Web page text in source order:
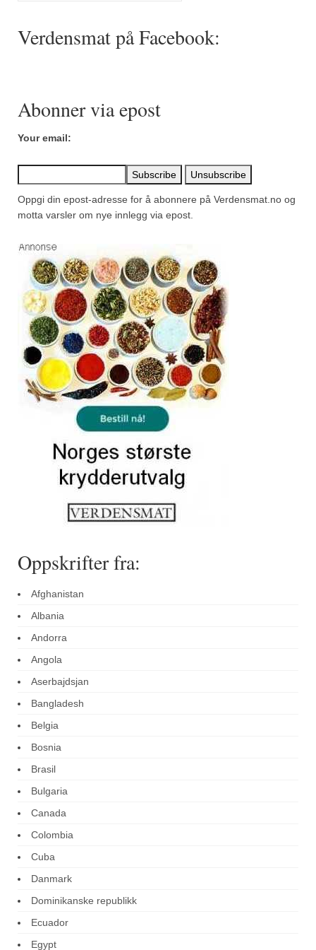
Mirepoix
Paprikapulver, pikant
Piment d’Espelette
Purreløk (tørket)
Rosépepper
Salvie
Sar (bønneurt)
Selleriblader
Smaken av skog
Tapaskrydder
Tomatflak
Om oss
Nettbutikk
Verdensmat på Facebook:
Abonner via epost
Your email:
Oppgi din epost-adresse for å abonnere på Verdensmat.no og
motta varsler om nye innlegg via epost.
Oppskrifter fra:
Afghanistan
Albania
Andorra
Angola
Aserbajdsjan
Bangladesh
Belgia
Bosnia
Brasil
Bulgaria
Canada
Colombia
Cuba
Danmark
Dominikanske republikk
Ecuador
Egypt